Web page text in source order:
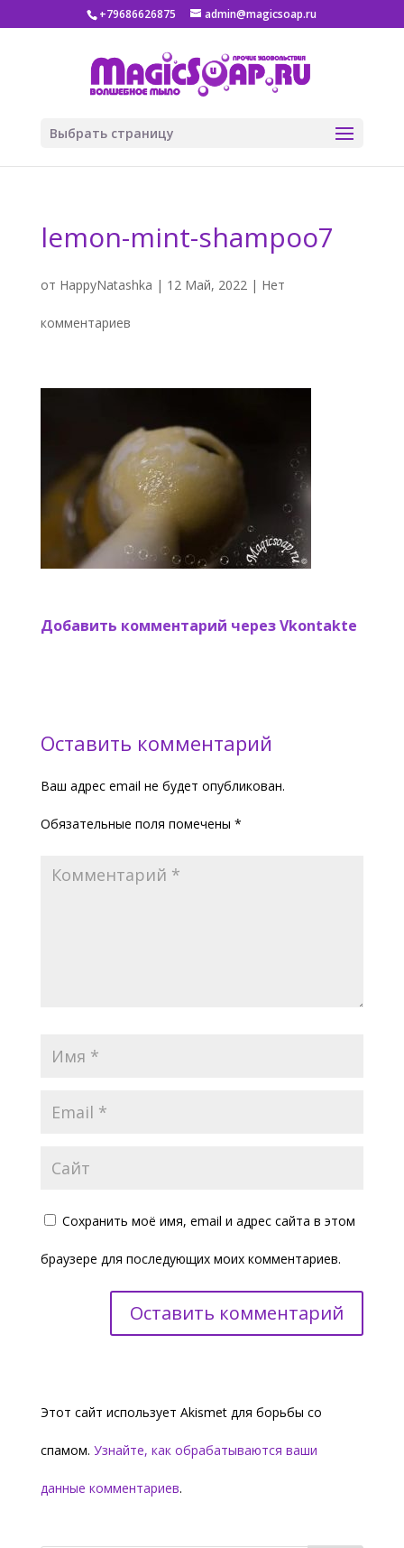
+79686626875 admin@magicsoap.ru
Выбрать страницу
lemon-mint-shampoo7
от HappyNatashka | 12 Май, 2022| Нет
комментариев
Добавить комментарий через Vkontakte
Оставить комментарий
Ваш адрес email не будет опубликован.
Обязательные поля помечены *
Сохранить моё имя, email и адрес сайта в этом
браузере для последующих моих комментариев.
Этот сайт использует Akismet для борьбы со
спамом. Узнайте, как обрабатываются ваши
данные комментариев.